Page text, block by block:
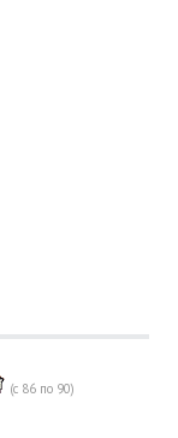
(с 86 по 90)